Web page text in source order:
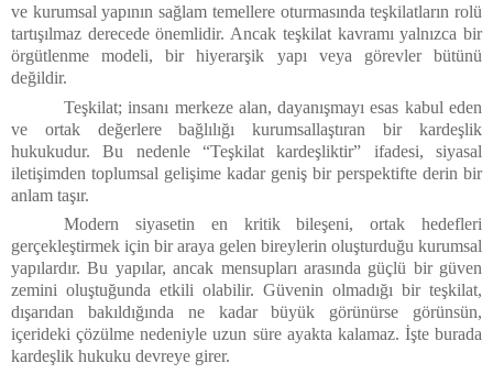
ve kurumsal yapının sağlam temellere oturmasında teşkilatların rolü
tartışılmaz derecede önemlidir. Ancak teşkilat kavramı yalnızca bir
örgütlenme modeli, bir hiyerarşik yapı veya görevler bütünü
değildir.
Teşkilat; insanı merkeze alan, dayanışmayı esas kabul eden
ve ortak değerlere bağlılığı kurumsallaştıran bir kardeşlik
hukukudur. Bu nedenle “Teşkilat kardeşliktir” ifadesi, siyasal
iletişimden toplumsal gelişime kadar geniş bir perspektifte derin bir
anlam taşır.
Modern siyasetin en kritik bileşeni, ortak hedefleri
gerçekleştirmek için bir araya gelen bireylerin oluşturduğu kurumsal
yapılardır. Bu yapılar, ancak mensupları arasında güçlü bir güven
zemini oluştuğunda etkili olabilir. Güvenin olmadığı bir teşkilat,
dışarıdan bakıldığında ne kadar büyük görünürse görünsün,
içerideki çözülme nedeniyle uzun süre ayakta kalamaz. İşte burada
kardeşlik hukuku devreye girer.